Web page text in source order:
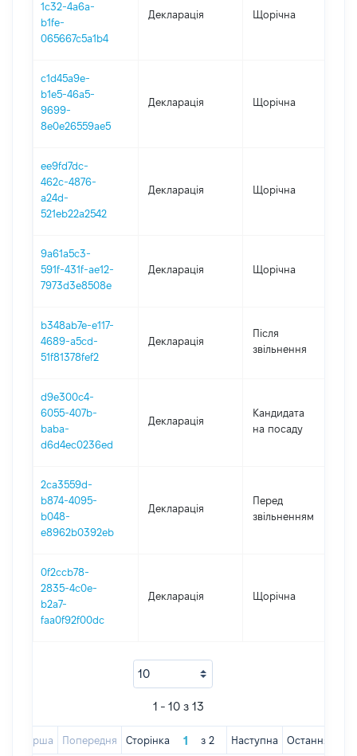
1c32-4a6a-
b1fe-
065667c5a1b4
Декларація Щорічна
c1d45a9e-
b1e5-46a5-
9699-
8e0e26559ae5
Декларація Щорічна
ee9fd7dc-
462c-4876-
a24d-
521eb22a2542
Декларація Щорічна
9a61a5c3-
591f-431f-ae12-
7973d3e8508e
Декларація Щорічна
b348ab7e-e117-
4689-a5cd-
51f81378fef2
Декларація
Після
звільнення
d9e300c4-
6055-407b-
baba-
d6d4ec0236ed
Декларація
Кандидата
на посаду
2ca3559d-
b874-4095-
b048-
e8962b0392eb
Декларація
Перед
звільненням
0f2ccb78-
2835-4c0e-
b2a7-
faa0f92f00dc
Декларація Щорічна
1 - 10 з 13
Перша Попередня Сторінка з 2 Наступна Остання